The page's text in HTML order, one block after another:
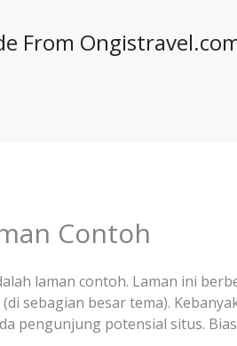
From
Contoh
laman contoh. Laman ini
(di sebagian besar tema).
pengunjung potensial situs.